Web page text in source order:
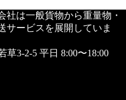
社は一般貨物から重量物・
サービスを展開していま
草3-2-5 平日 8:00〜18:00